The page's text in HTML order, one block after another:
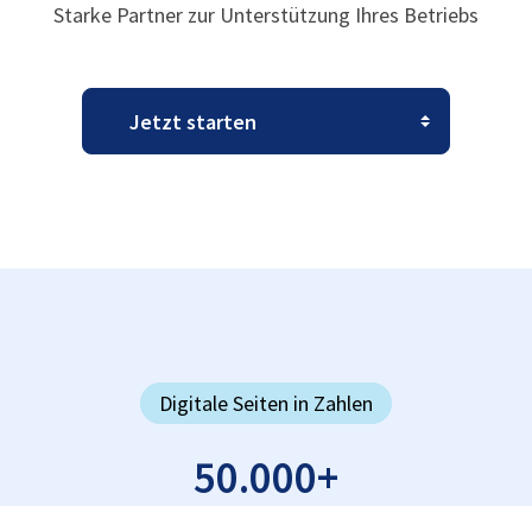
Starke Partner zur Unterstützung Ihres Betriebs
Digitale Seiten in Zahlen
50.000+